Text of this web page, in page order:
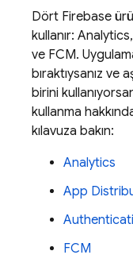
Dört Firebase
kullanır: Analytics,
ve FCM.
bıraktıysanız ve
birini
kullanma
kılavuza bakın:
Analytics
App
FCM